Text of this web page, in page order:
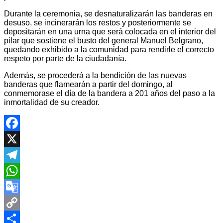
Durante la ceremonia, se desnaturalizarán las banderas en
desuso, se incinerarán los restos y posteriormente se
depositarán en una urna que será colocada en el interior del
pilar que sostiene el busto del general Manuel Belgrano,
quedando exhibido a la comunidad para rendirle el correcto
respeto por parte de la ciudadanía.
Además, se procederá a la bendición de las nuevas
banderas que flamearán a partir del domingo, al
conmemorase el día de la bandera a 201 años del paso a la
inmortalidad de su creador.
Facebook
X
Telegram
WhatsApp
Google
Translate
Copy